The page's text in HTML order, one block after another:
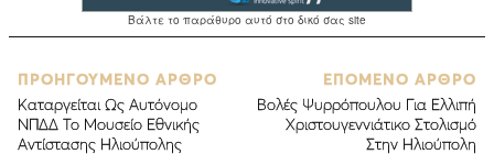
ΠΡΟΗΓΟΥΜΕΝΟ ΑΡΘΡΟ
Kαταργείται Ως Αυτόνομο
ΝΠΔΔ Το Μουσείο Εθνικής
Αντίστασης Ηλιούπολης
ΕΠΟΜΕΝΟ ΑΡΘΡΟ
Βολές Ψυρρόπουλου Για Ελλιπή
Χριστουγεννιάτικο Στολισμό
Στην Ηλιούπολη